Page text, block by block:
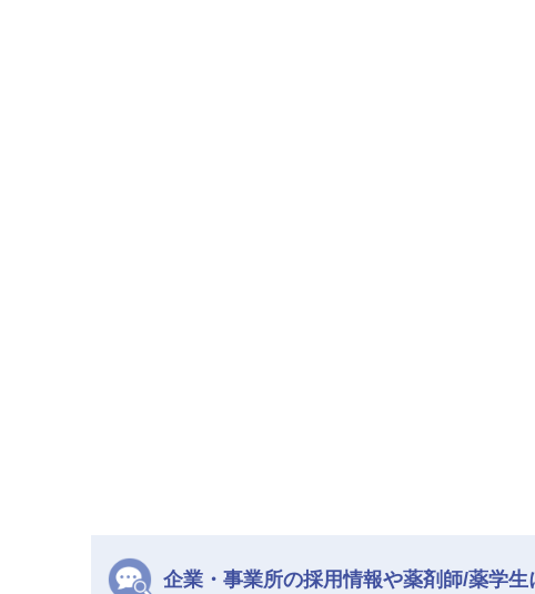
企業・事業所の採用情報や薬剤師/薬学生